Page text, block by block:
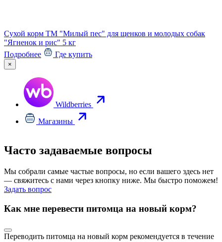
Сухой корм ТМ "Милый пес" для щенков и молодых собак
"Ягненок и рис" 5 кг
Подробнее
Где купить
×
Wildberries
Магазины
Часто задаваемые вопросы
Мы собрали самые частые вопросы, но если вашего здесь нет
— свяжитесь с нами через кнопку ниже. Мы быстро поможем!
Задать вопрос
Как мне перевести питомца на новый корм?
Переводить питомца на новый корм рекомендуется в течение